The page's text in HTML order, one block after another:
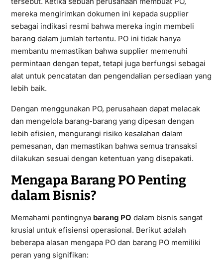
mereka mengirimkan dokumen ini kepada supplier
sebagai indikasi resmi bahwa mereka ingin membeli
barang dalam jumlah tertentu. PO ini tidak hanya
membantu memastikan bahwa supplier memenuhi
permintaan dengan tepat, tetapi juga berfungsi sebagai
alat untuk pencatatan dan pengendalian persediaan yang
lebih baik.
Dengan menggunakan PO, perusahaan dapat melacak
dan mengelola barang-barang yang dipesan dengan
lebih efisien, mengurangi risiko kesalahan dalam
pemesanan, dan memastikan bahwa semua transaksi
dilakukan sesuai dengan ketentuan yang disepakati.
Mengapa Barang PO Penting
dalam Bisnis?
Memahami pentingnya barang PO dalam bisnis sangat
krusial untuk efisiensi operasional. Berikut adalah
beberapa alasan mengapa PO dan barang PO memiliki
peran yang signifikan: